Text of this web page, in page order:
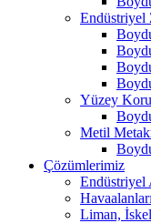
Endüstriyel
Yüzey
Metil
Çözümlerimiz
Endüstriyel
Liman,